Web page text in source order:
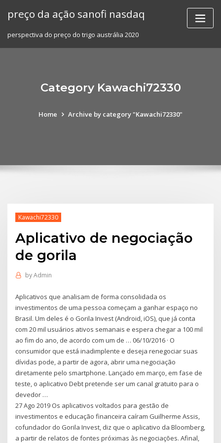
preço da ação sanofi nasdaq
perspectiva do preço do trigo austrália 2020
Category Kawachi72330
Home Archive by category "Kawachi72330"
Kawachi72330
Aplicativo de negociação
de gorila
byAdmin
Aplicativos que analisam de forma consolidada os
investimentos de uma pessoa começam a ganhar espaço no
Brasil. Um deles é o Gorila Invest (Android, iOS), que já conta
com 20 mil usuários ativos semanais e espera chegar a 100 mil
ao fim do ano, de acordo com um de … 06/10/2016 · O
consumidor que está inadimplente e deseja renegociar suas
dívidas pode, a partir de agora, abrir uma negociação
diretamente pelo smartphone. Lançado em março, em fase de
teste, o aplicativo Debt pretende ser um canal gratuito para o
devedor …
27 Ago 2019 Os aplicativos voltados para gestão de
investimentos e educação financeira caíram Guilherme Assis,
cofundador do Gorila Invest, diz que o aplicativo da Bloomberg,
a partir de relatos de fontes próximas às negociações. Afinal,